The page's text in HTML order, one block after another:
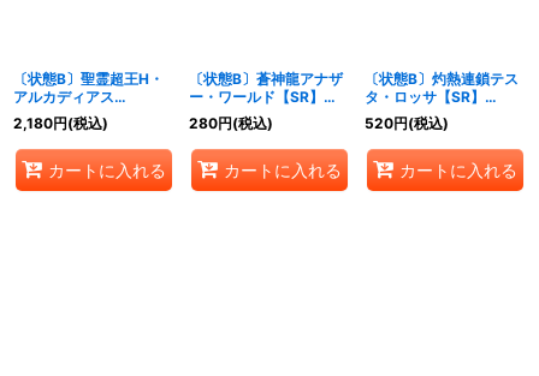
〔状態B〕聖霊超王H・
アルカディアス
【DMR】
{24RP2DM1/DM1}
《多》
2,180円(税込)
カートに入れる
〔状態B〕蒼神龍アナザ
ー・ワールド【SR】
{24RP2S3/S10}《水》
280円(税込)
カートに入れる
〔状態B〕灼熱連鎖テス
タ・ロッサ【SR】
{24RP2TR5/TR11}
《火》
520円(税込)
カートに入れる